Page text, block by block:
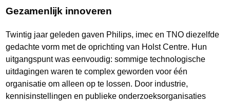
Gezamenlijk innoveren
Twintig jaar geleden gaven Philips, imec en TNO diezelfde
gedachte vorm met de oprichting van Holst Centre. Hun
uitgangspunt was eenvoudig: sommige technologische
uitdagingen waren te complex geworden voor één
organisatie om alleen op te lossen. Door industrie,
kennisinstellingen en publieke onderzoeksorganisaties